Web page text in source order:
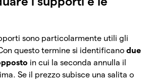
sono particolarmente utili gli
questo termine si identificano due
in cui la seconda annulla il
Se il prezzo subisce una salita o